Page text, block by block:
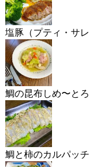
塩豚（プティ・サ
鯛の昆布しめ〜と
鯛と柿のカルパッチ